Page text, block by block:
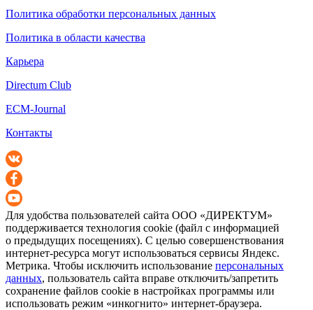
Политика обработки персональных данных
Политика в области качества
Карьера
Directum Club
ECM-Journal
Контакты
Для удобства пользователей сайта ООО «ДИРЕКТУМ»
поддерживается технология cookie (файл с информацией
о предыдущих посещениях). С целью совершенствования
интернет-ресурса могут использоваться сервисы Яндекс.
Метрика. Чтобы исключить использование персональных
данных, пользователь сайта вправе отключить/запретить
сохранение файлов cookie в настройках программы или
использовать режим «инкогнито» интернет-браузера.